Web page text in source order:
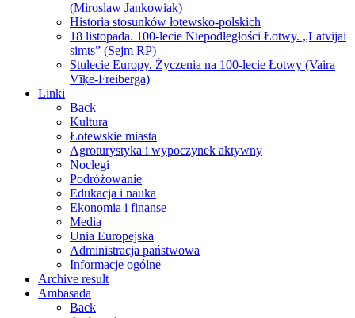
(Miroslaw Jankowiak)
Historia stosunków łotewsko-polskich
18 listopada. 100-lecie Niepodległości Łotwy. „Latvijai
simts” (Sejm RP)
Stulecie Europy. Życzenia na 100-lecie Łotwy (Vaira
Vīķe-Freiberga)
Linki
Back
Kultura
Łotewskie miasta
Agroturystyka i wypoczynek aktywny
Noclegi
Podróżowanie
Edukacja i nauka
Ekonomia i finanse
Media
Unia Europejska
Administracja państwowa
Informacje ogólne
Archive result
Ambasada
Back